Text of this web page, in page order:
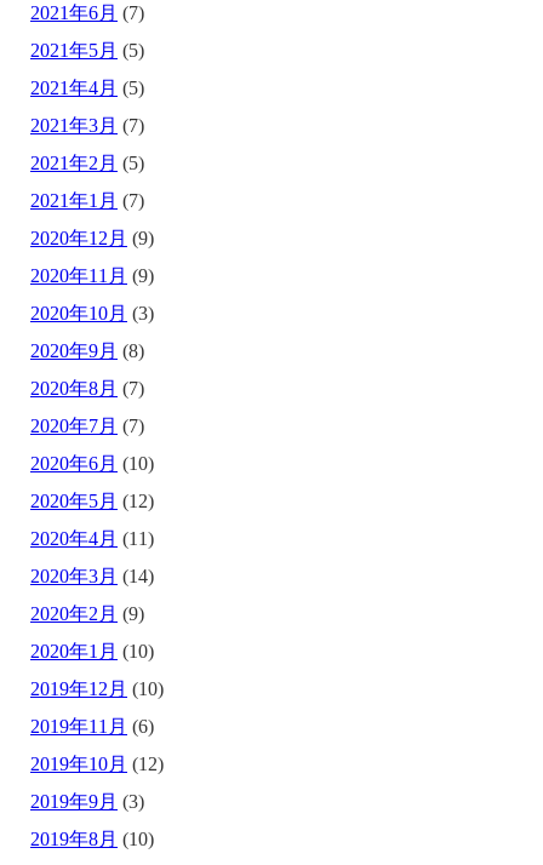
2021年6月 (7)
2021年5月 (5)
2021年4月 (5)
2021年3月 (7)
2021年2月 (5)
2021年1月 (7)
2020年12月 (9)
2020年11月 (9)
2020年10月 (3)
2020年9月 (8)
2020年8月 (7)
2020年7月 (7)
2020年6月 (10)
2020年5月 (12)
2020年4月 (11)
2020年3月 (14)
2020年2月 (9)
2020年1月 (10)
2019年12月 (10)
2019年11月 (6)
2019年10月 (12)
2019年9月 (3)
2019年8月 (10)